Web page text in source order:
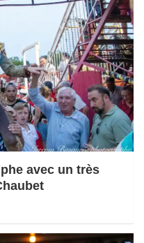
avec un très